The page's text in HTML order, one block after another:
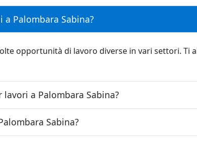
Palombara Sabina?
opportunità di lavoro diverse in vari settori.
a Palombara Sabina?
Sabina?